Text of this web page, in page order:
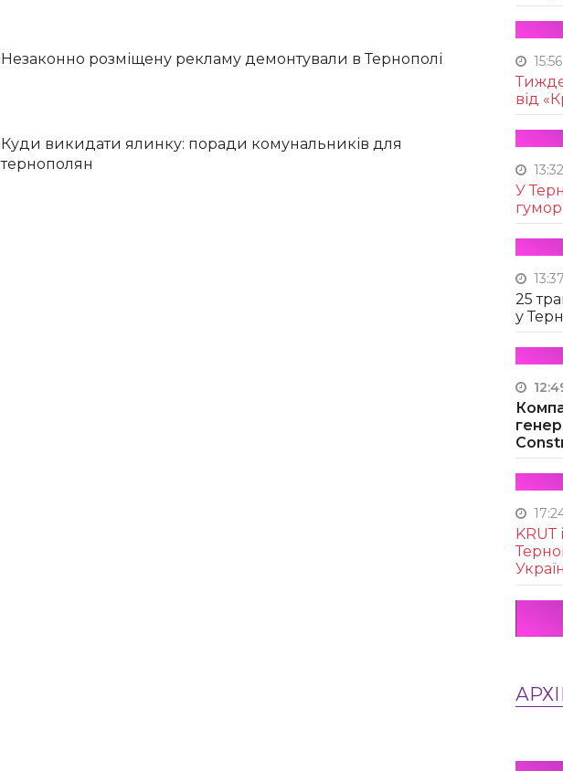
Незаконно розміщену рекламу демонтували в Тернополі
Куди викидати ялинку: поради комунальників для
тернополян
15:56
від
13:32
У
13:37
25
у
KRUТ